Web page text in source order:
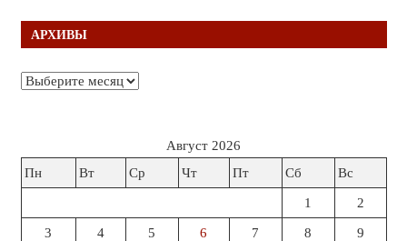
АРХИВЫ
Архивы
Август 2026
Пн
Вт Ср Чт Пт Сб Вс
1 2
3 4 5 6 7 8 9